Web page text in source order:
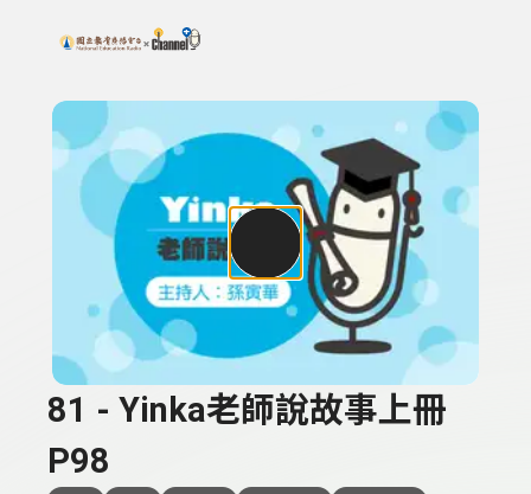
上方功能區塊
搜尋關鍵字：可輸入節目名稱、主持人或關鍵字
81 - Yinka老師說故事上冊
P98